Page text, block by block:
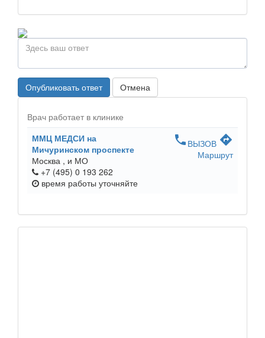
Опубликовать ответ Отмена
Врач работает в клинике
ММЦ МЕДСИ на
Мичуринском проспекте
Москва , и МО
+7 (495) 0 193 262
время работы уточняйте
phone ВЫЗОВ directions
Маршрут